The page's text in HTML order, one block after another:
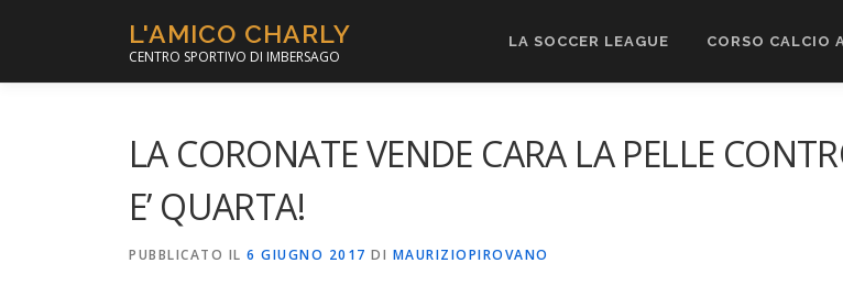
L'AMICO CHARLY
CENTRO SPORTIVO DI IMBERSAGO
LA SOCCER LEAGUE CORSO CALCIO
LA CORONATE VENDE CARA LA PELLE
E’ QUARTA!
PUBBLICATO IL 6 GIUGNO 2017 DI MAURIZIOPIROVANO